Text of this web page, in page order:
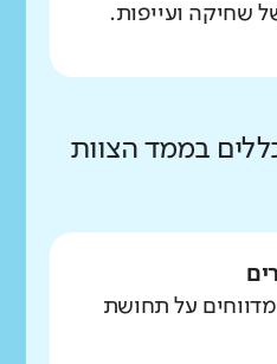
שחיקה ועייפות.
בממד הצוות
על תחושת